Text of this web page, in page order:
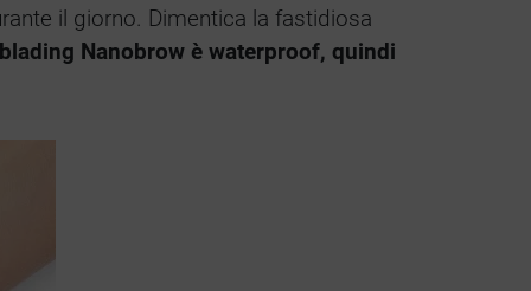
il giorno. Dimentica la fastidiosa
Nanobrow è waterproof, quindi